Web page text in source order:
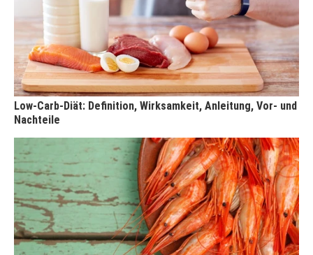
Low-Carb-Diät: Definition, Wirksamkeit, Anleitung, Vor- und
Nachteile